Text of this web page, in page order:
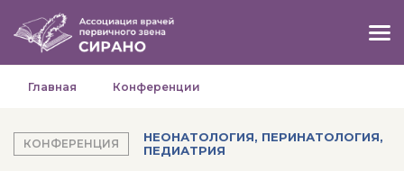
Главная Конференции
КОНФЕРЕНЦИЯ
НЕОНАТОЛОГИЯ, ПЕРИНАТОЛОГИЯ,
ПЕДИАТРИЯ